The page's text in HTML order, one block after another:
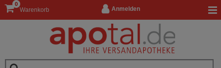
Anmelden
Warenkorb
0